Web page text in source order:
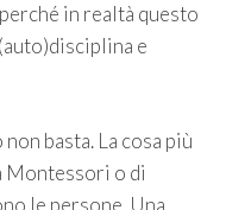
in realtà questo
e
basta. La cosa più
Montessori o di
le persone. Una